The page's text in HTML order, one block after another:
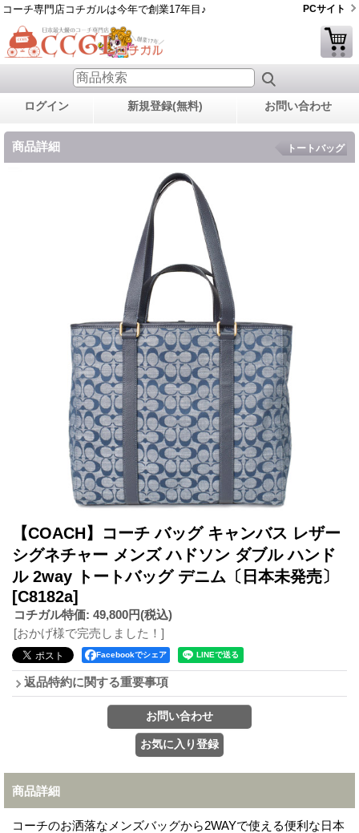
コーチ専門店コチガルは今年で創業17年目♪ PCサイト
ログイン 新規登録(無料) お問い合わせ
商品詳細 トートバッグ
【COACH】コーチ バッグ キャンバス レザー
シグネチャー メンズ ハドソン ダブル ハンド
ル 2way トートバッグ デニム〔日本未発売〕
[C8182a]
コチガル特価: 49,800円(税込)
[おかげ様で完売しました！]
Facebookでシェア
返品特約に関する重要事項
商品詳細
コーチのお洒落なメンズバッグから2WAYで使える便利な日本